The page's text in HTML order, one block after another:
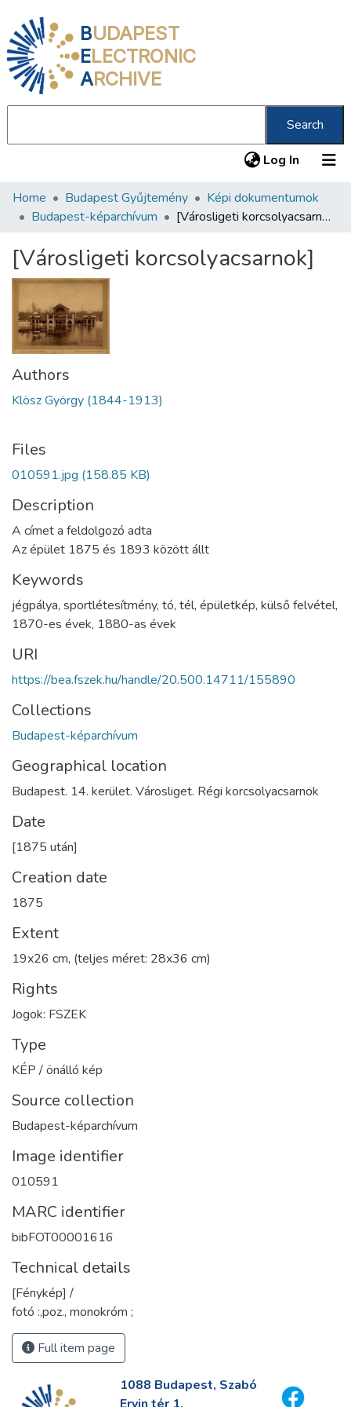
BUDAPEST
ELECTRONIC
ARCHIVE
Search
Log In (current)
Communities & Collections
Statistics
Home Budapest Gyűjtemény
Képi dokumentumok
Budapest-képarchívum
[Városligeti korcsolyacsarnok]
[Városligeti korcsolyacsarnok]
Authors
Klösz György (1844-1913)
Files
010591.jpg (158.85 KB)
Description
A címet a feldolgozó adta
Az épület 1875 és 1893 között állt
Keywords
jégpálya, sportlétesítmény, tó, tél, épületkép, külső felvétel,
1870-es évek, 1880-as évek
URI
https://bea.fszek.hu/handle/20.500.14711/155890
Collections
Budapest-képarchívum
Geographical location
Budapest. 14. kerület. Városliget. Régi korcsolyacsarnok
Date
[1875 után]
Creation date
1875
Extent
19x26 cm, (teljes méret: 28x36 cm)
Rights
Jogok: FSZEK
Type
KÉP / önálló kép
Source collection
Budapest-képarchívum
Image identifier
010591
MARC identifier
bibFOT00001616
Technical details
[Fénykép] /
fotó :,poz., monokróm ;
Full item page
1088 Budapest, Szabó